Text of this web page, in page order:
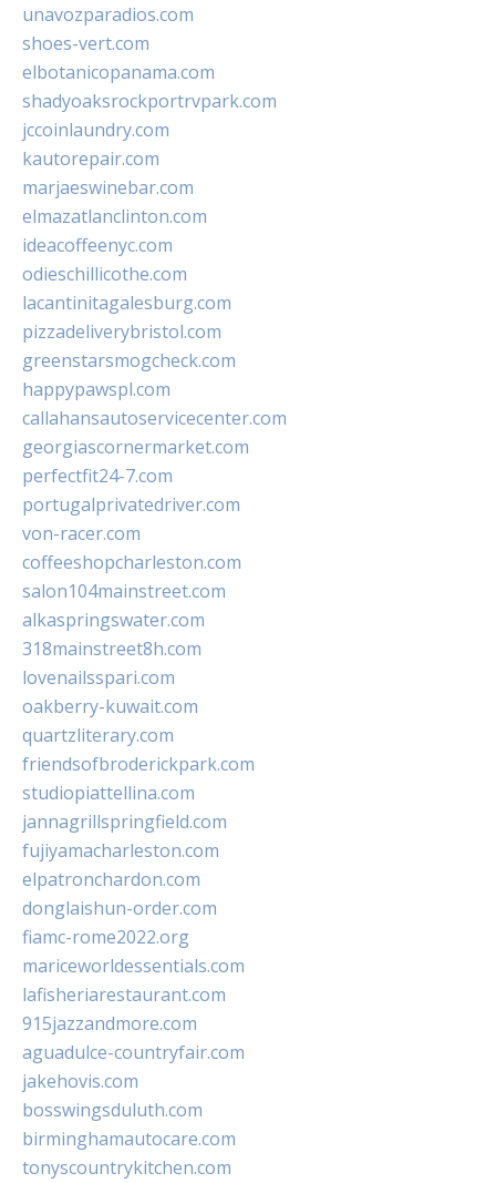
unavozparadios.com
shoes-vert.com
elbotanicopanama.com
shadyoaksrockportrvpark.com
jccoinlaundry.com
kautorepair.com
marjaeswinebar.com
elmazatlanclinton.com
ideacoffeenyc.com
odieschillicothe.com
lacantinitagalesburg.com
pizzadeliverybristol.com
greenstarsmogcheck.com
happypawspl.com
callahansautoservicecenter.com
georgiascornermarket.com
perfectfit24-7.com
portugalprivatedriver.com
von-racer.com
coffeeshopcharleston.com
salon104mainstreet.com
alkaspringswater.com
318mainstreet8h.com
lovenailsspari.com
oakberry-kuwait.com
quartzliterary.com
friendsofbroderickpark.com
studiopiattellina.com
jannagrillspringfield.com
fujiyamacharleston.com
elpatronchardon.com
donglaishun-order.com
fiamc-rome2022.org
mariceworldessentials.com
lafisheriarestaurant.com
915jazzandmore.com
aguadulce-countryfair.com
jakehovis.com
bosswingsduluth.com
birminghamautocare.com
tonyscountrykitchen.com